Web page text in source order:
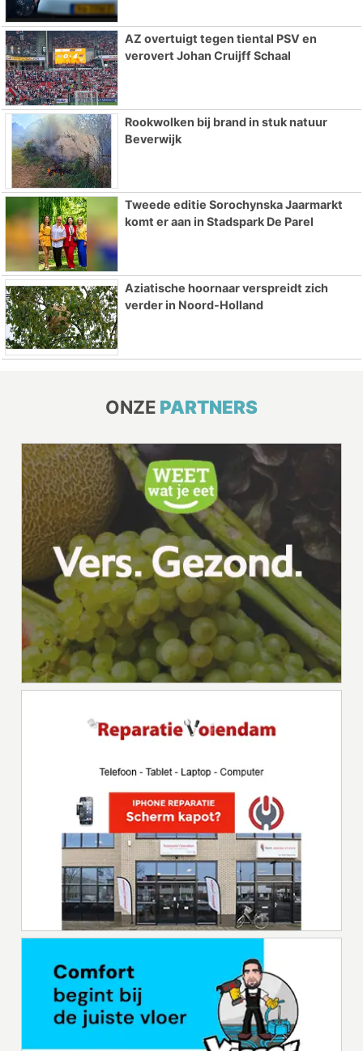
AZ overtuigt tegen tiental PSV en
verovert Johan Cruijff Schaal
Rookwolken bij brand in stuk natuur
Beverwijk
Tweede editie Sorochynska Jaarmarkt
komt er aan in Stadspark De Parel
Aziatische hoornaar verspreidt zich
verder in Noord-Holland
ONZE PARTNERS